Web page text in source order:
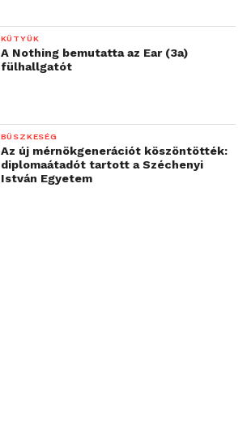
KÜTYÜK
A Nothing bemutatta az Ear (3a)
fülhallgatót
BÜSZKESÉG
Az új mérnökgenerációt köszöntötték:
diplomaátadót tartott a Széchenyi
István Egyetem